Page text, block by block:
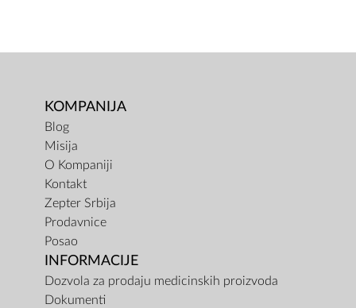
KOMPANIJA
Blog
Misija
O Kompaniji
Kontakt
Zepter Srbija
Prodavnice
Posao
INFORMACIJE
Dozvola za prodaju medicinskih proizvoda
Dokumenti